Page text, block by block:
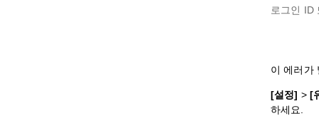
로그인 ID
이 에러가
[설정] > [
하세요.